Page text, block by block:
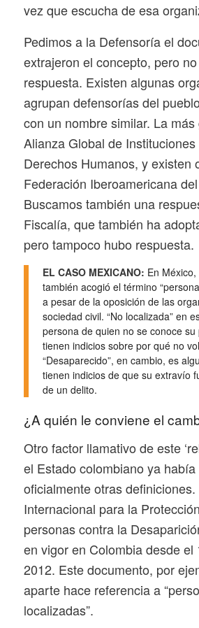
vez que escucha de esa
Pedimos a la Defensoría el
extrajeron el concepto, pero
respuesta. Existen algunas
agrupan defensorías del
con un nombre similar. La
Alianza Global de
Derechos Humanos, y existen
Federación Iberoamericana
Buscamos también una
Fiscalía, que también ha
pero tampoco hubo respuesta.
EL CASO MEXICANO: En
también acogió el término
a pesar de la oposición de las
sociedad civil. “No localizada” en
persona de quien no se conoce
tienen indicios sobre por qué no
“Desaparecido”, en cambio, es
tienen indicios de que su extravío
de un delito.
¿A quién le conviene el
Otro factor llamativo de este
el Estado colombiano ya había
oficialmente otras
Internacional para la
personas contra la
en vigor en Colombia desde el
2012. Este documento, por
aparte hace referencia a
localizadas”.